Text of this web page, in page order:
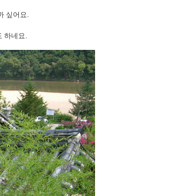
싶어요.
하네요.